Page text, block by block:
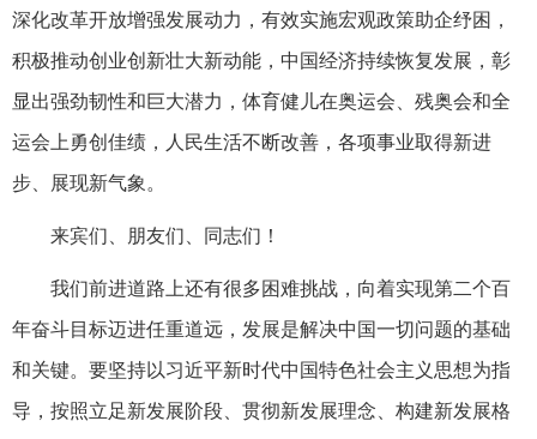
深化改革开放增强发展动力，有效实施宏观政策助企纾困，
积极推动创业创新壮大新动能，中国经济持续恢复发展，彰
显出强劲韧性和巨大潜力，体育健儿在奥运会、残奥会和全
运会上勇创佳绩，人民生活不断改善，各项事业取得新进
步、展现新气象。
来宾们、朋友们、同志们！
我们前进道路上还有很多困难挑战，向着实现第二个百
年奋斗目标迈进任重道远，发展是解决中国一切问题的基础
和关键。要坚持以习近平新时代中国特色社会主义思想为指
导，按照立足新发展阶段、贯彻新发展理念、构建新发展格